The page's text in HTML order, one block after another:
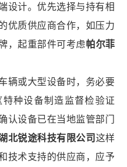
设计。优先选择与持有相
优质供应商合作，如压力
，起重部件可考虑帕尔菲
辆或大型设备时，务必要
种设备制造监督检验证
认设备已在当地监管部门
北锐途科技有限公司 这样
技术支持的供应商，应予